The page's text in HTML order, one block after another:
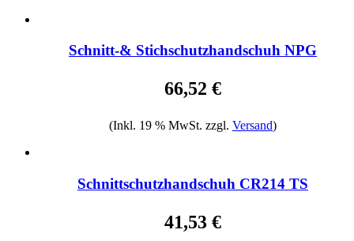
Schnitt-& Stichschutzhandschuh NPG
66,52 €
(Inkl. 19 % MwSt. zzgl. Versand)
Schnittschutzhandschuh CR214 TS
41,53 €